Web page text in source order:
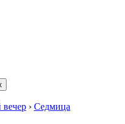
› Седмица